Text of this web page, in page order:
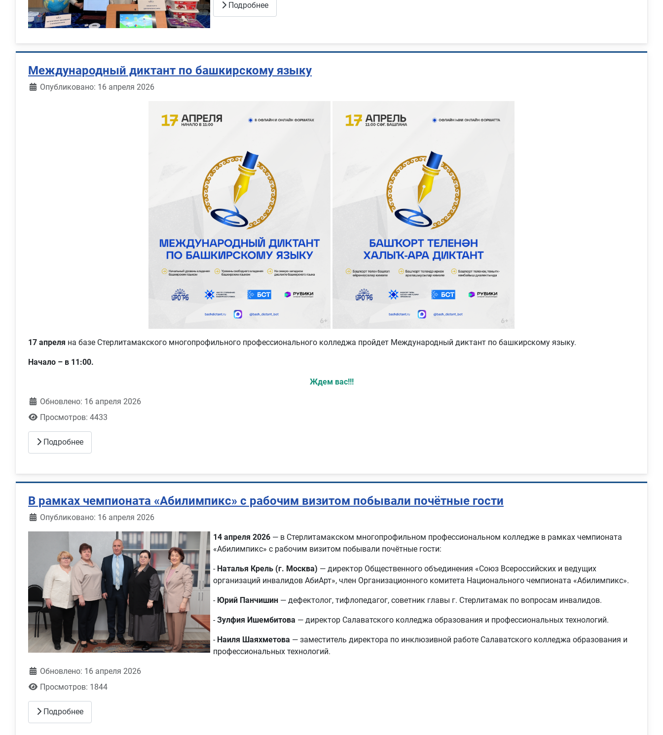
Подробнее
Международный диктант по башкирскому языку
Информация о материале
Опубликовано: 16 апреля 2026
17 апреля на базе Стерлитамакского многопрофильного профессионального колледжа пройдет Международный диктант по башкирскому языку.
Начало – в 11:00.
Ждем вас!!!
Обновлено: 16 апреля 2026
Просмотров: 4433
Подробнее
В рамках чемпионата «Абилимпикс» с рабочим визитом побывали почётные гости
Информация о материале
Опубликовано: 16 апреля 2026
14 апреля 2026 — в Стерлитамакском многопрофильном профессиональном колледже в рамках чемпионата
«Абилимпикс» с рабочим визитом побывали почётные гости:
- Наталья Крель (г. Москва) — директор Общественного объединения «Союз Всероссийских и ведущих
организаций инвалидов АбиАрт», член Организационного комитета Национального чемпионата «Абилимпикс».
- Юрий Панчишин — дефектолог, тифлопедагог, советник главы г. Стерлитамак по вопросам инвалидов.
-Зулфия Ишембитова — директор Салаватского колледжа образования и профессиональных технологий.
- Наиля Шаяхметова — заместитель директора по инклюзивной работе Салаватского колледжа образования и
профессиональных технологий.
Обновлено: 16 апреля 2026
Просмотров: 1844
Подробнее